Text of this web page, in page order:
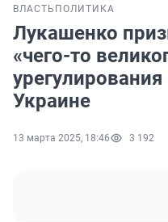
ВЛАСТЬ ПОЛИТИКА
Лукашенко
«чего-то
Украине
13 марта 2025, 18:46 3 192